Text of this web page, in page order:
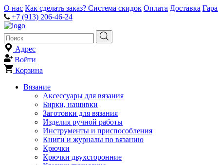
О нас Как сделать заказ? Система скидок Оплата Доставка
+7 (913) 206-46-24
Адрес
Войти
Корзина
Вязание
Аксессуары для вязания
Бирки, нашивки
Заготовки для вязания
Изделия ручной работы
Инструменты и приспособления
Книги и журналы по вязанию
Крючки
Крючки двухсторонние